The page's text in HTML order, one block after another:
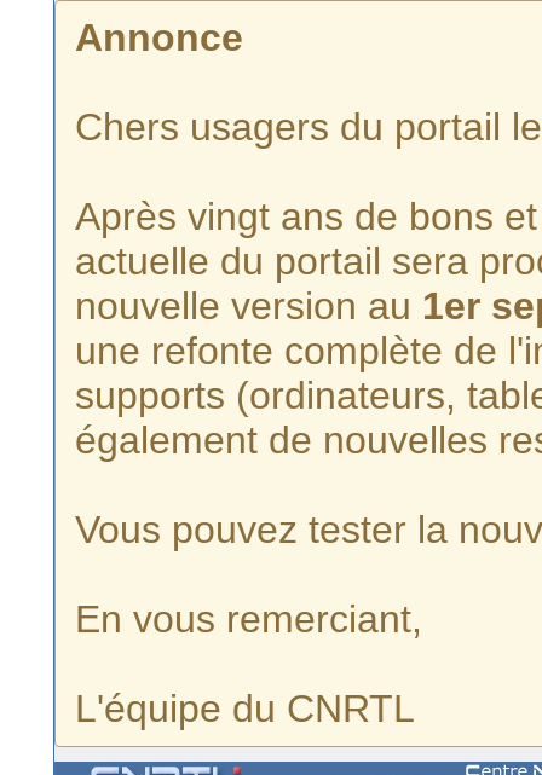
Annonce
Chers usagers du portail
Après vingt ans de bons
actuelle du portail sera
nouvelle version au 1er
une refonte complète de
supports (ordinateurs,
également de nouvelles
Vous pouvez tester la
En vous remerciant,
L'équipe du CNRTL